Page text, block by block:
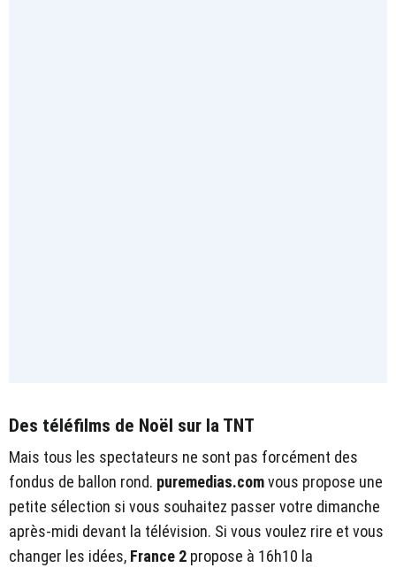
Des téléfilms de Noël sur la TNT
Mais tous les spectateurs ne sont pas forcément des
fondus de ballon rond. puremedias.comvous propose une
petite sélection si vous souhaitez passer votre dimanche
après-midi devant la télévision. Si vous voulez rire et vous
changer les idées, France 2 propose à 16h10 la